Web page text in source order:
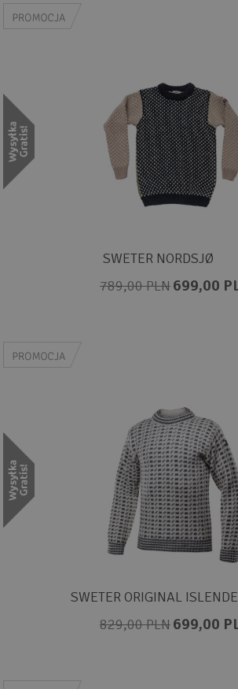
SWETER NORDSJØ
789,00 PLN699,00
SWETER ORIGINAL
829,00 PLN699,00